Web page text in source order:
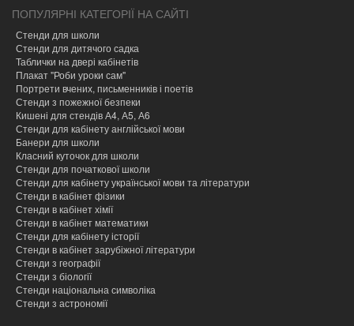
ПОПУЛЯРНІ КАТЕГОРІЇ НА САЙТІ
Стенди для школи
Стенди для дитячого садка
Таблички на двері кабінетів
Плакат "Роби уроки сам"
Портрети вчених, письменників і поетів
Стенди з пожежної безпеки
Кишені для стендів А4, А5, А6
Стенди для кабінету англійської мови
Банери для школи
Класний куточок для школи
Стенди для початкової школи
Стенди для кабінету української мови та літератури
Стенди в кабінет фізики
Стенди в кабінет хімії
Cтенди в кабінет математики
Стенди для кабінету історії
Стенди в кабінет зарубіжної літератури
Стенди з географії
Стенди з біології
Стенди національна символіка
Стенди з астрономії